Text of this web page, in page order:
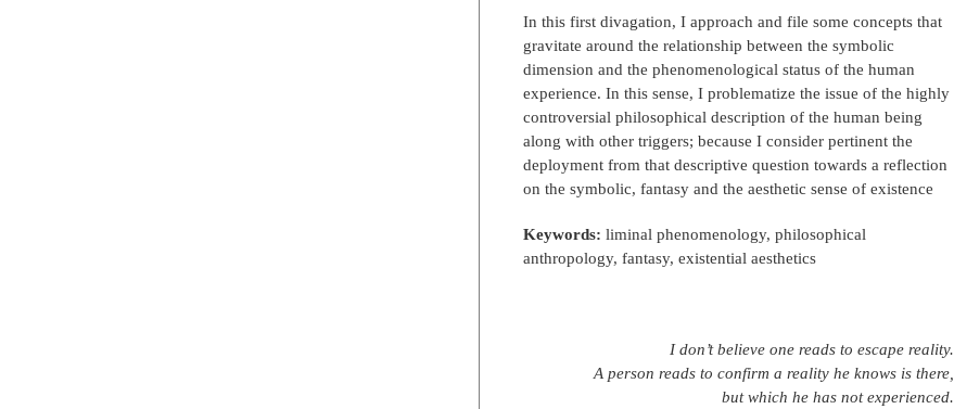
In this first divagation, I approach and file some concepts that
gravitate around the relationship between the symbolic
dimension and the phenomenological status of the human
experience. In this sense, I problematize the issue of the highly
controversial philosophical description of the human being
along with other triggers; because I consider pertinent the
deployment from that descriptive question towards a reflection
on the symbolic, fantasy and the aesthetic sense of existence
Keywords: liminal phenomenology, philosophical
anthropology, fantasy, existential aesthetics
I don’t believe one reads to escape reality.
A person reads to confirm a reality he knows is there,
but which he has not experienced.